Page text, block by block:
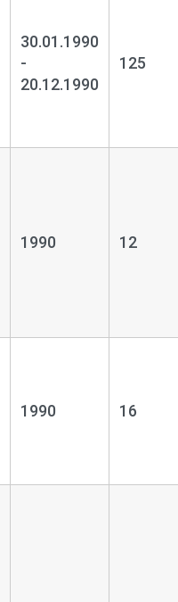
30.01.1990
-
20.12.1990
125
1990 12
1990 16